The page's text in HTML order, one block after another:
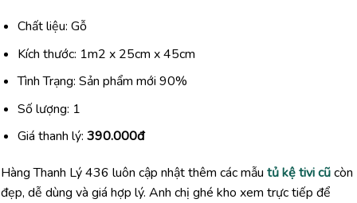
Chất liệu: Gỗ
Kích thước: 1m2 x 25cm x 45cm
Tình Trạng: Sản phẩm mới 90%
Số lượng: 1
Giá thanh lý: 390.000đ
Hàng Thanh Lý 436 luôn cập nhật thêm các mẫu tủ kệ tivi cũcòn
đẹp, dễ dùng và giá hợp lý. Anh chị ghé kho xem trực tiếp để